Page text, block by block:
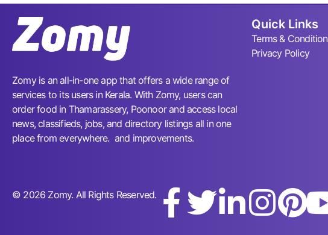
Zomy is an all-in-one app that offers a wide range of
services to its users in Kerala. With Zomy, users can
order food in Thamarassery, Poonoor and access local
news, classifieds, jobs, and directory listings all in one
place from everywhere. and improvements.
Quick Links
Terms & Condition
Privacy Policy
© 2026 Zomy. All Rights Reserved.